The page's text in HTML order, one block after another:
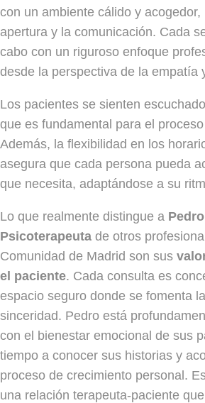
con un ambiente cálido y acogedor,
apertura y la comunicación. Cada
cabo con un riguroso enfoque
desde la perspectiva de la empatía
Los pacientes se sienten
que es fundamental para el
Además, la flexibilidad en los
asegura que cada persona pueda
que necesita, adaptándose a su
Lo que realmente distingue a
Psicoterapeuta de otros
Comunidad de Madrid son sus
el paciente. Cada consulta es
espacio seguro donde se fomenta
sinceridad. Pedro está
con el bienestar emocional de sus
tiempo a conocer sus historias y
proceso de crecimiento personal.
una relación terapeuta-paciente